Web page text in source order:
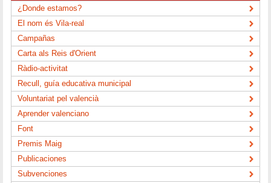
¿Donde estamos?
El nom és Vila-real
Campañas
Carta als Reis d'Orient
Ràdio-activitat
Recull, guía educativa municipal
Voluntariat pel valencià
Aprender valenciano
Font
Premis Maig
Publicaciones
Subvenciones